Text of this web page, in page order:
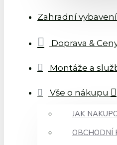
Zahradní vybavení
Doprava &
Montáže a
Vše o nákupu
JAK
OBCHODNÍ